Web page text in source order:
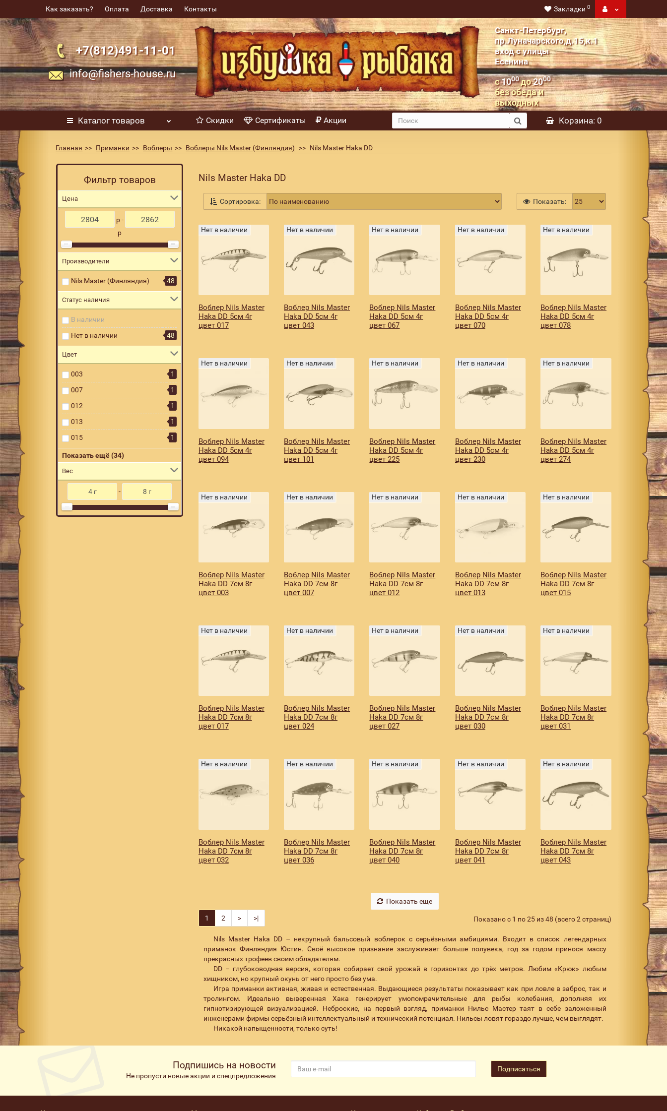
Как заказать? Оплата Доставка Контакты Закладки 0
+7(812)491-11-01
info@fishers-house.ru
Санкт-Петербург,
пр.Луначарского,д.15,к.1
вход с улицы
Есенина
с1000до2000
без обеда и
выходных
Каталог товаров Скидки Сертификаты Акции Корзина: 0
Главная Приманки Воблеры Воблеры Nils Master (Финляндия) Nils Master Haka DD
Фильтр товаров
Цена
р -
р
Производители
Nils Master (Финляндия) 48
Статус наличия
В наличии
Нет в наличии
48
Цвет
003
1
007
1
012
1
013
1
015
1
017
024
1
027
1
030
1
031
1
Показать ещё (34)
Вес
-
Nils Master Haka DD
Сортировка: Показать:
Нет в наличии
Воблер Nils Master
Haka DD 5см 4г
цвет 017
Нет в наличии
Воблер Nils Master
Haka DD 5см 4г
цвет 043
Нет в наличии
Воблер Nils Master
Haka DD 5см 4г
цвет 067
Нет в наличии
Воблер Nils Master
Haka DD 5см 4г
цвет 070
Нет в наличии
Воблер Nils Master
Haka DD 5см 4г
цвет 078
Нет в наличии
Воблер Nils Master
Haka DD 5см 4г
цвет 094
Нет в наличии
Воблер Nils Master
Haka DD 5см 4г
цвет 101
Нет в наличии
Воблер Nils Master
Haka DD 5см 4г
цвет 225
Нет в наличии
Воблер Nils Master
Haka DD 5см 4г
цвет 230
Нет в наличии
Воблер Nils Master
Haka DD 5см 4г
цвет 274
Нет в наличии
Воблер Nils Master
Haka DD 7см 8г
цвет 003
Нет в наличии
Воблер Nils Master
Haka DD 7см 8г
цвет 007
Нет в наличии
Воблер Nils Master
Haka DD 7см 8г
цвет 012
Нет в наличии
Воблер Nils Master
Haka DD 7см 8г
цвет 013
Нет в наличии
Воблер Nils Master
Haka DD 7см 8г
цвет 015
Нет в наличии
Воблер Nils Master
Haka DD 7см 8г
цвет 017
Нет в наличии
Воблер Nils Master
Haka DD 7см 8г
цвет 024
Нет в наличии
Воблер Nils Master
Haka DD 7см 8г
цвет 027
Нет в наличии
Воблер Nils Master
Haka DD 7см 8г
цвет 030
Нет в наличии
Воблер Nils Master
Haka DD 7см 8г
цвет 031
Нет в наличии
Воблер Nils Master
Haka DD 7см 8г
цвет 032
Нет в наличии
Воблер Nils Master
Haka DD 7см 8г
цвет 036
Нет в наличии
Воблер Nils Master
Haka DD 7см 8г
цвет 040
Нет в наличии
Воблер Nils Master
Haka DD 7см 8г
цвет 041
Нет в наличии
Воблер Nils Master
Haka DD 7см 8г
цвет 043
Показать еще
1 2 > >| Показано с 1 по 25 из 48 (всего 2 страниц)
Nils Master Haka DD – некрупный бальсовый воблерок с серьёзными амбициями. Входит в список легендарных
приманок Финляндия Юстин. Своё высокое признание заслуживает больше полувека, год за годом принося массу
прекрасных трофеев своим обладателям.
DD – глубоководная версия, которая собирает свой урожай в горизонтах до трёх метров. Любим «Крюк» любым
хищником, но крупный окунь от него просто без ума.
Игра приманки активная, живая и естественная. Выдающиеся результаты показывает как при ловле в заброс, так и
тролингом. Идеально выверенная Хака генерирует умопомрачительные для рыбы колебания, дополняя их
гипнотизирующей визуализацией. Неброские, на первый взгляд, приманки Нильс Мастер таят в себе заложенный
инженерами фирмы серьёзный интеллектуальный и технический потенциал. Нильсы ловят гораздо лучше, чем выглядят.
Никакой напыщенности, только суть!
Подпишись на новости
Не пропусти новые акции и спецпредложения
Подписаться